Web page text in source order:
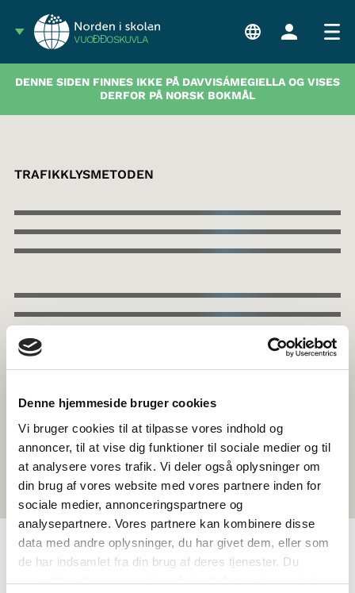
Denne hjemmeside bruger cookies
Vi bruger cookies til at tilpasse vores indhold og
annoncer, til at vise dig funktioner til sociale medier og til
at analysere vores trafik. Vi deler også oplysninger om
din brug af vores website med vores partnere inden for
sociale medier, annonceringspartnere og
analysepartnere. Vores partnere kan kombinere disse
data med andre oplysninger, du har givet dem, eller som
de har indsamlet fra din brug af deres tjenester. Du
samtykker til vores cookies, hvis du fortsætter med at
VUOĐĐOSKUVLA
DENNE SIDEN FINNES IKKE PÅ DAVVISÁMEGIELLA OG VISES
DERFOR PÅ NORSK BOKMÅL
TRAFIKKLYSMETODEN